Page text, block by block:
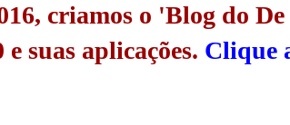
criamos o 'Blog do
suas aplicações. Clique